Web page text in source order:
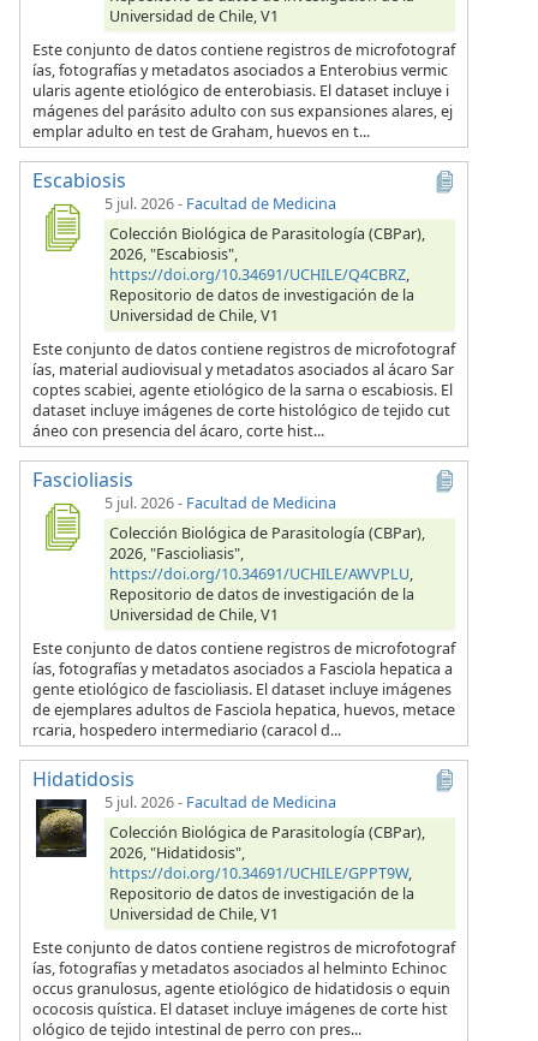
Universidad de Chile, V1
Este conjunto de datos contiene registros de microfotograf
ías, fotografías y metadatos asociados a Enterobius vermic
ularis agente etiológico de enterobiasis. El dataset incluye i
mágenes del parásito adulto con sus expansiones alares, ej
emplar adulto en test de Graham, huevos en t...
Escabiosis
5 jul. 2026- Facultad de Medicina
Colección Biológica de Parasitología (CBPar),
2026, "Escabiosis",
https://doi.org/10.34691/UCHILE/Q4CBRZ,
Repositorio de datos de investigación de la
Universidad de Chile, V1
Este conjunto de datos contiene registros de microfotograf
ías, material audiovisual y metadatos asociados al ácaro Sar
coptes scabiei, agente etiológico de la sarna o escabiosis. El
dataset incluye imágenes de corte histológico de tejido cut
áneo con presencia del ácaro, corte hist...
Fascioliasis
5 jul. 2026- Facultad de Medicina
Colección Biológica de Parasitología (CBPar),
2026, "Fascioliasis",
https://doi.org/10.34691/UCHILE/AWVPLU,
Repositorio de datos de investigación de la
Universidad de Chile, V1
Este conjunto de datos contiene registros de microfotograf
ías, fotografías y metadatos asociados a Fasciola hepatica a
gente etiológico de fascioliasis. El dataset incluye imágenes
de ejemplares adultos de Fasciola hepatica, huevos, metace
rcaria, hospedero intermediario (caracol d...
Hidatidosis
5 jul. 2026- Facultad de Medicina
Colección Biológica de Parasitología (CBPar),
2026, "Hidatidosis",
https://doi.org/10.34691/UCHILE/GPPT9W,
Repositorio de datos de investigación de la
Universidad de Chile, V1
Este conjunto de datos contiene registros de microfotograf
ías, fotografías y metadatos asociados al helminto Echinoc
occus granulosus, agente etiológico de hidatidosis o equin
ococosis quística. El dataset incluye imágenes de corte hist
ológico de tejido intestinal de perro con pres...